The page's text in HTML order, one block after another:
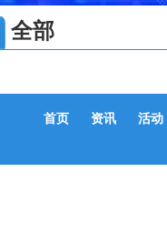
全部
首页 资讯 活动